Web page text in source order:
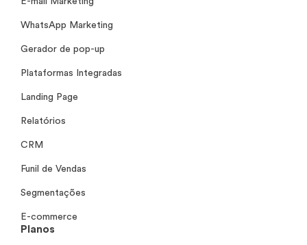
WhatsApp Marketing
Gerador de pop-up
Plataformas Integradas
Landing Page
Relatórios
CRM
Funil de Vendas
Segmentações
E-commerce
Planos